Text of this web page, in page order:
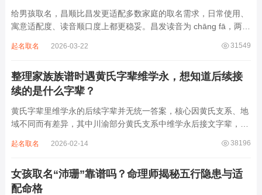
给男孩取名，昌顺比昌发更适配多数家庭的取名需求，日常使用、
寓意适配度、读音顺口度上都更稳妥。昌发读音为 chāng fā，两个
离叫名字时辨识度不高。昌字本义为兴盛、繁茂，发字核心指向发
31549
起名取名 2026-03-22
整理家族族谱时遇黄氏字辈维学永，想知道后续接
续的是什么字辈？
黄氏字辈里维学永的后续字辈并无统一答案，核心因黄氏支系、地
域不同而有差异，其中川渝部分黄氏支系中维学永后接文字辈，完
某支系的续修字辈，在安岳、岳池一带的黄氏族谱里能明确查到，
38196
起名取名 2026-02-14
女孩取名“沛珊”靠谱吗？命理师揭秘五行隐患与适
配命格